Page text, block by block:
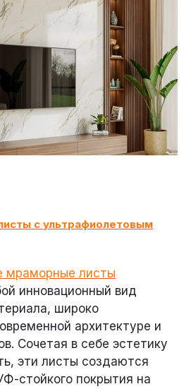
с ультрафиолетовым
мраморные листы
инновационный вид
широко
архитектуре и
Сочетая в себе эстетику
эти листы создаются
стойкого покрытия на